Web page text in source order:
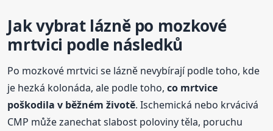
Jak vybrat lázně po mozkové
mrtvici podle následků
Po mozkové mrtvici se lázně nevybírají podle toho, kde
je hezká kolonáda, ale podle toho,co mrtvice
poškodila v běžném životě. Ischemická nebo krvácivá
CMP může zanechat slabost poloviny těla, poruchu